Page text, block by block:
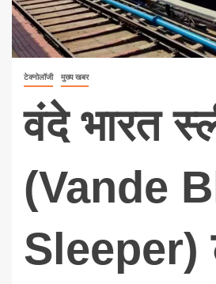
टेक्नोलॉजी मुख्य खबर
वंदे भारत
(Vande
Sleeper)